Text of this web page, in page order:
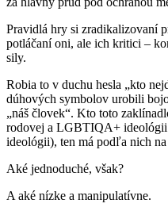
Pravidlá hry si zradikalizovaní
potláčaní oni, ale ich kritici –
sily.
Robia to v duchu hesla „kto
dúhových symbolov urobili
„náš človek“. Kto toto
rodovej a LGBTIQA+ ideológii
ideológii), ten má podľa nich
Aké jednoduché, však?
A aké nízke a manipulatívne.